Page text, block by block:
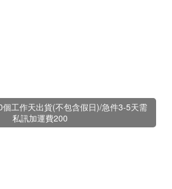
工作天出貨(不包含假日)/急件3-5天需
私訊加運費200